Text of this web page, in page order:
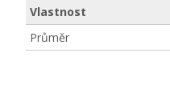
Vlastnost
Průměr